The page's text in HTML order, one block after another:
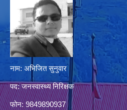
नाम: अभिजित सुनुवार
पद: जनस्वास्थ्य निरिक्षक
फोन: 9849890937